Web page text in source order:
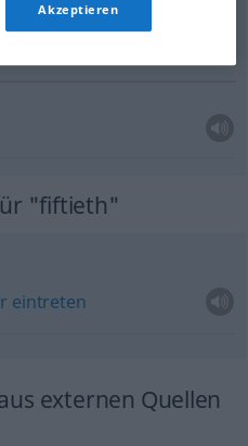
"fiftieth"
eintreten
externen Quellen
Akzeptieren